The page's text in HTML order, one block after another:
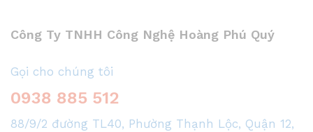
Công Ty TNHH Công Nghệ Hoàng Phú Quý
Gọi cho chúng tôi
0938 885 512
88/9/2 đường TL40, Phường Thạnh Lộc, Quận 12,